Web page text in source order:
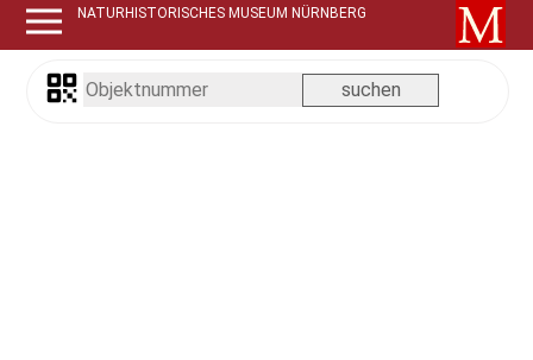
NATURHISTORISCHES MUSEUM NÜRNBERG